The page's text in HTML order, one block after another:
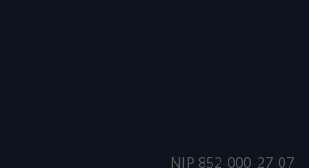
NIP 852-000-27-07